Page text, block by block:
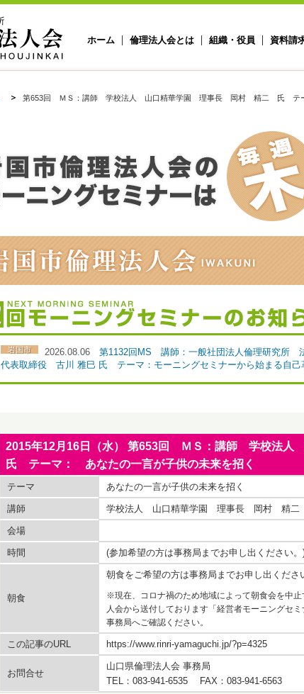
ホーム 倫理法人会とは 組織・役員 資料請
第653回 ＭＳ：講師 学校法人 山口精華学園 理事長 岡村 精二 氏 テー
岩国市 2026.08.06
第1132回MS 講師：一般社団法人倫理研究
代表取締役 古川 雅巳 氏 テーマ：モーニングセミナーから始まる自己
2015年12月16日（水） 第653回 ＭＳ：講師 学校
氏 テーマ： あなたの一言が子供の未来を招く
テーマ あなたの一言が子供の未来を招く
講師 学校法人 山口精華学園 理事長 岡村 精
会場
時間 (参加希望の方は事務局までお申し出ください。
朝食
朝食をご希望の方は事務局までお申し出くださ
※現在、コロナ禍のため地域によって朝食会を中
人会から送付しております「経営者モーニングセ
事務局へご確認ください。
この記事のURL https://www.rinri-yamaguchi.jp/?p=4325
お問合せ
山口県倫理法人会 事務局
TEL：083-941-6535 FAX：083-941-6563